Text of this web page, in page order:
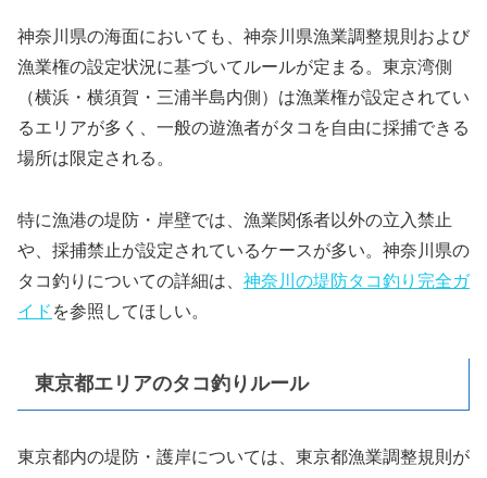
神奈川県の海面においても、神奈川県漁業調整規則および
漁業権の設定状況に基づいてルールが定まる。東京湾側
（横浜・横須賀・三浦半島内側）は漁業権が設定されてい
るエリアが多く、一般の遊漁者がタコを自由に採捕できる
場所は限定される。
特に漁港の堤防・岸壁では、漁業関係者以外の立入禁止
や、採捕禁止が設定されているケースが多い。神奈川県の
タコ釣りについての詳細は、 神奈川の堤防タコ釣り完全ガ
イド を参照してほしい。
東京都エリアのタコ釣りルール
東京都内の堤防・護岸については、東京都漁業調整規則が